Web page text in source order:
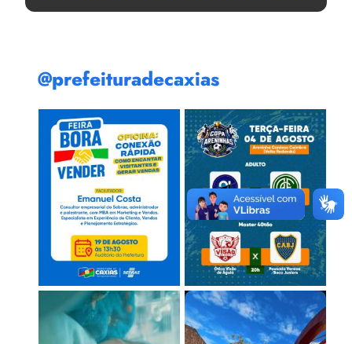
@prefeituradecaxias